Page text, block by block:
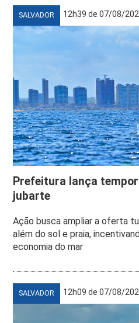
SALVADOR 12h39 de 07/08/
Prefeitura lança
jubarte
Ação busca ampliar a oferta
além do sol e praia,
economia do mar
SALVADOR 12h09 de 07/08/